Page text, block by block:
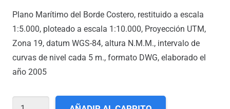
Plano Marítimo del Borde Costero, restituido a escala
1:5.000, ploteado a escala 1:10.000, Proyección UTM,
Zona 19, datum WGS-84, altura N.M.M., intervalo de
curvas de nivel cada 5 m., formato DWG, elaborado el
año 2005